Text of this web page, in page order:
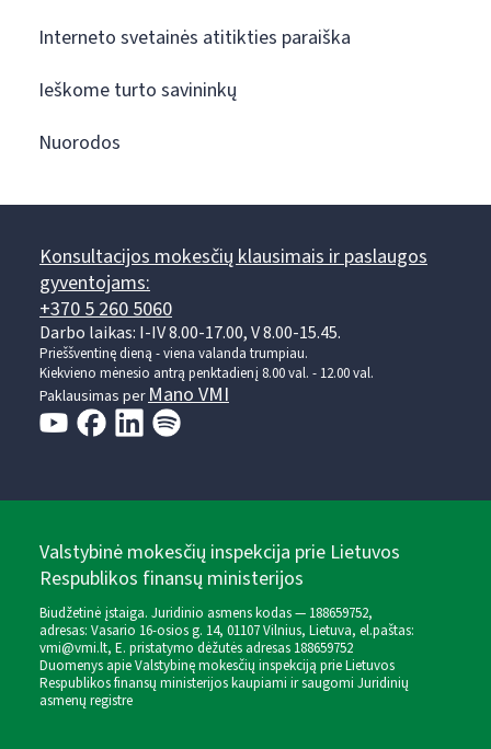
Interneto svetainės atitikties paraiška
Ieškome turto savininkų
Nuorodos
Konsultacijos mokesčių klausimais ir paslaugos
gyventojams:
+370 5 260 5060
Darbo laikas: I-IV 8.00-17.00, V 8.00-15.45.
Prieššventinę dieną - viena valanda trumpiau.
Kiekvieno mėnesio antrą penktadienį 8.00 val. - 12.00 val.
Paklausimas perMano VMI
Valstybinė mokesčių inspekcija prie Lietuvos
Respublikos finansų ministerijos
Biudžetinė įstaiga. Juridinio asmens kodas — 188659752,
adresas: Vasario 16-osios g. 14, 01107 Vilnius, Lietuva, el.paštas:
vmi@vmi.lt, E. pristatymo dėžutės adresas 188659752
Duomenys apie Valstybinę mokesčių inspekciją prie Lietuvos
Respublikos finansų ministerijos kaupiami ir saugomi Juridinių
asmenų registre